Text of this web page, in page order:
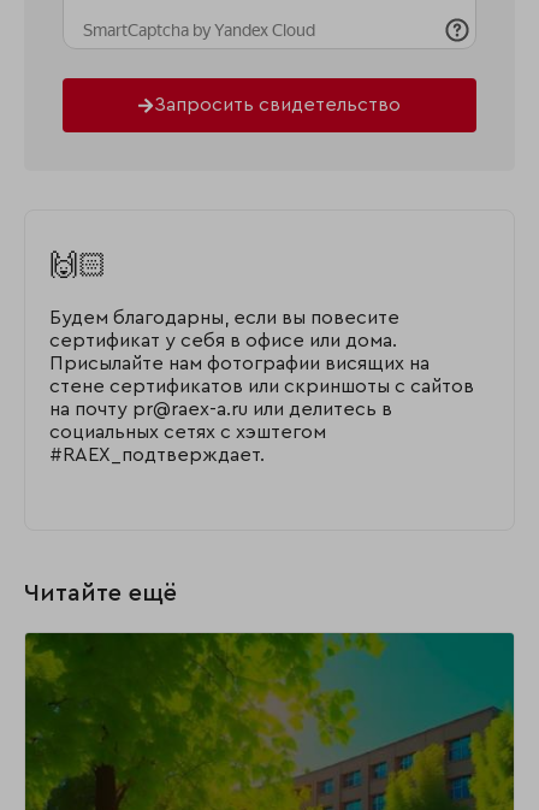
Запросить свидетельство
🙌🏻
Будем благодарны, если вы повесите
сертификат у себя в офисе или дома.
Присылайте нам фотографии висящих на
стене сертификатов или скриншоты с сайтов
на почту pr@raex-a.ru или делитесь в
социальных сетях с хэштегом
#RAEX_подтверждает.
Читайте ещё